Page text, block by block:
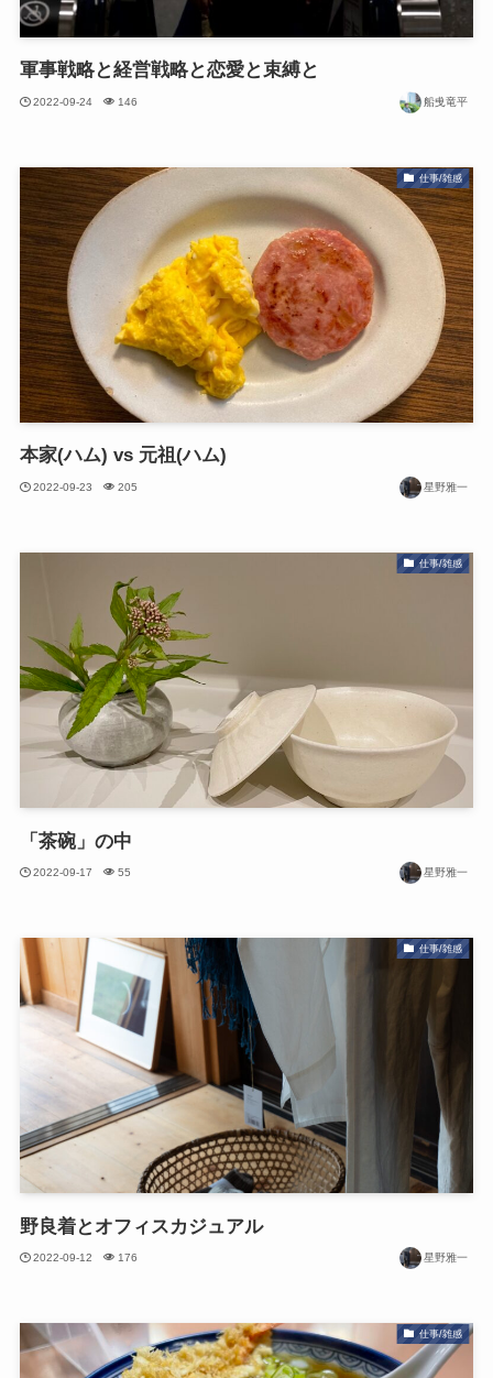
軍事戦略と経営戦略と恋愛と束縛と
2022-09-24 146 船曵竜平
仕事/雑感
本家(ハム) vs 元祖(ハム)
2022-09-23 205 星野雅一
仕事/雑感
「茶碗」の中
2022-09-17 55 星野雅一
仕事/雑感
野良着とオフィスカジュアル
2022-09-12 176 星野雅一
仕事/雑感